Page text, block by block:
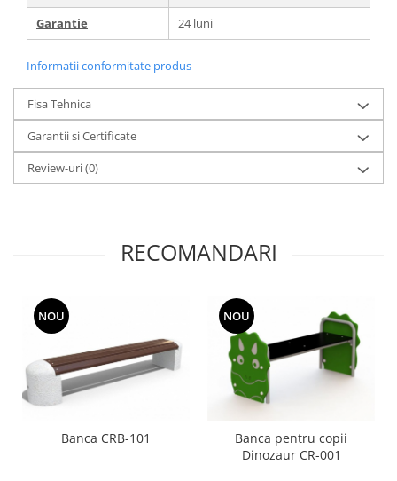
Garantie
24 luni
Informatii conformitate produs
Fisa Tehnica
Garantii si Certificate
Review-uri(0)
RECOMANDARI
NOU
Banca CRB-101
NOU
Banca pentru copii
Dinozaur CR-001